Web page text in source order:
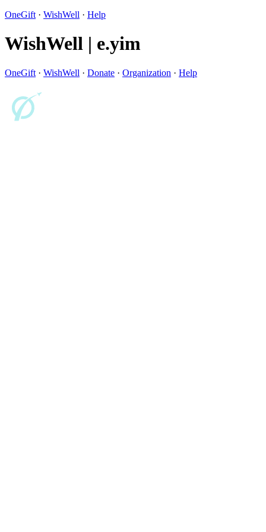
OneGift · WishWell · Help
WishWell | e.yim
OneGift · WishWell · Donate · Organization · Help